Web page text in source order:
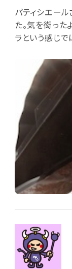
パティシエー
た。気を衒った
ラという感じ